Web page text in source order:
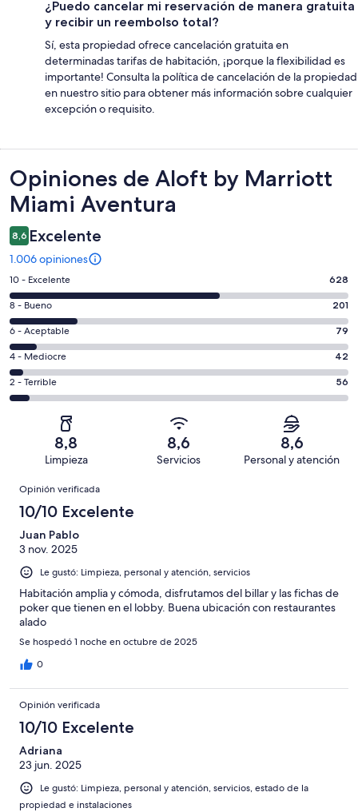
¿Puedo cancelar mi reservación de manera gratuita
y recibir un reembolso total?
Sí, esta propiedad ofrece cancelación gratuita en
determinadas tarifas de habitación, ¡porque la flexibilidad es
importante! Consulta la política de cancelación de la propiedad
en nuestro sitio para obtener más información sobre cualquier
excepción o requisito.
Opiniones
Opiniones de Aloft by Marriott
Miami Aventura
8,6 Excelente
1.006 opiniones
Evaluación:
10
-
Excelente.
628
de
1006
opiniones
10 - Excelente 628
Evaluación:
8
-
Bueno.
201
de
1006
opiniones
8 - Bueno 201
Evaluación:
6
-
Aceptable.
79
opiniones
6 - Aceptable 79
Evaluación:
4
-
4 - Mediocre 42
Evaluación:
2
1006
opiniones
2 - Terrible 56
8,8
Limpieza
8,6
Servicios
8,6
Personal y atención
Opiniones
Opinión verificada
10/10 Excelente
Juan Pablo
3 nov. 2025
Le gustó: Limpieza, personal y atención, servicios
Habitación amplia y cómoda, disfrutamos del billar y las fichas de
poker que tienen en el lobby. Buena ubicación con restaurantes
alado
Se hospedó 1 noche en octubre de 2025
0
Opinión verificada
10/10 Excelente
Adriana
23 jun. 2025
Le gustó: Limpieza, personal y atención, servicios, estado de la
propiedad e instalaciones